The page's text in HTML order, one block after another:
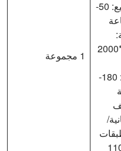
سرعة التجميع: 50-
4500*1900*2000
وزن الحزمة: 180-
22 ثانية/
1100
1 مجموعة